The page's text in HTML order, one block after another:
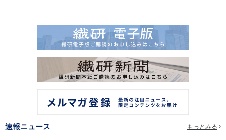
速報ニュース もっとみる